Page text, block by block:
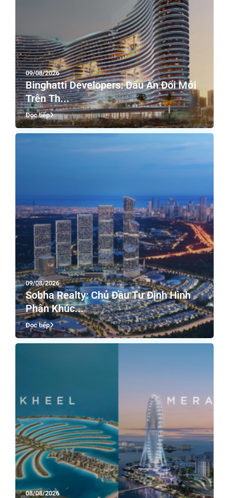
09/08/2026
Binghatti Developers: Dấu Ấn Đổi Mới
Trên Th...
Đọc tiếp
09/08/2026
Sobha Realty: Chủ Đầu Tư Định Hình
Phân Khúc...
Đọc tiếp
08/08/2026